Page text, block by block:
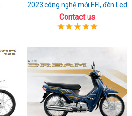
2023 công nghệ mới EFI, đèn Led
Contact us